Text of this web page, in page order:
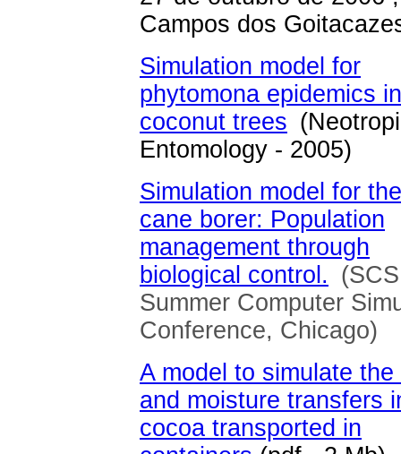
Campos dos
Simulation model for
phytomona epidemics in
coconut trees
Entomology - 2005)
Simulation model for
cane borer: Population
management through
biological control.
Summer Computer
Conference, Chicago)
A model to simulate the
and moisture transfers
cocoa transported in